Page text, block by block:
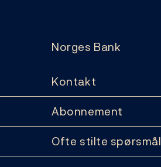
Norges Bank
Kontakt
Abonnement
Ofte stilte spørsmål